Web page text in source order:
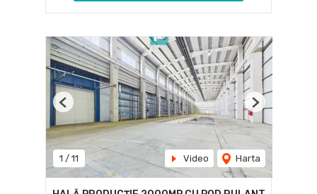
1 / 11 Video Harta
Previous Next